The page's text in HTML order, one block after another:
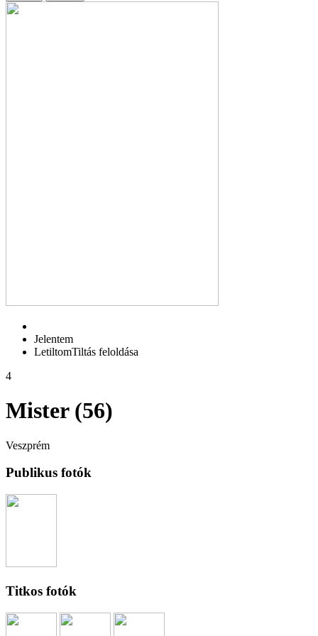
Jelentem
LetiltomTiltás feloldása
4
Mister (56)
Veszprém
Publikus fotók
Titkos fotók